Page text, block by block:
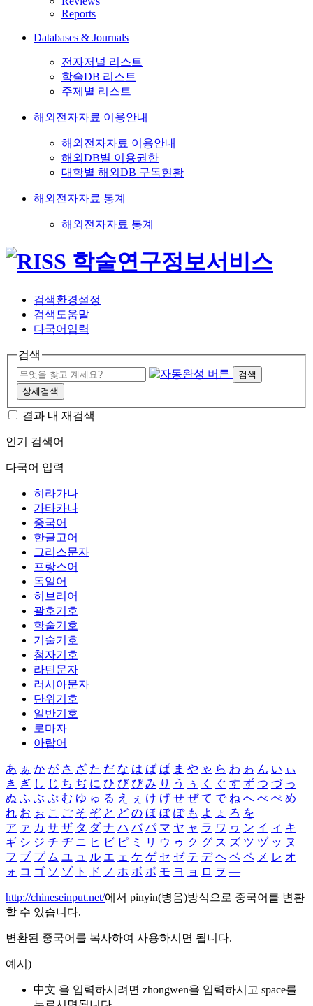
Reports
Databases & Journals
전자저널 리스트
학술DB 리스트
주제별 리스트
해외전자자료 이용안내
해외전자자료 이용안내
해외DB별 이용권한
대학별 해외DB 구독현황
해외전자자료 통계
해외전자자료 통계
검색환경설정
검색도움말
다국어입력
검색
검색
상세검색
결과 내 재검색
인기 검색어
다국어 입력
히라가나
가타카나
중국어
한글고어
그리스문자
프랑스어
독일어
히브리어
괄호기호
학술기호
기술기호
첨자기호
라틴문자
러시아문자
단위기호
일반기호
로마자
아랍어
あ ぁ か が さ ざ た だ な は ば ぱ ま や ゃ ら わ ゎ ん い ぃ
き ぎ し じ ち ぢ に ひ び ぴ み り う ぅ く ぐ す ず つ づ っ
ぬ ふ ぶ ぷ む ゆ ゅ る え ぇ け げ せ ぜ て で ね へ べ ぺ め
れ お ぉ こ ご そ ぞ と ど の ほ ぼ ぽ も よ ょ ろ を
ア ァ カ サ ザ タ ダ ナ ハ バ パ マ ヤ ャ ラ ワ ヮ ン イ ィ キ
ギ シ ジ チ ヂ ニ ヒ ビ ピ ミ リ ウ ゥ ク グ ス ズ ツ ヅ ッ ヌ
フ ブ プ ム ユ ュ ル エ ェ ケ ゲ セ ゼ テ デ ヘ ベ ペ メ レ オ
ォ コ ゴ ソ ゾ ト ド ノ ホ ボ ポ モ ヨ ョ ロ ヲ ―
http://chineseinput.net/에서 pinyin(병음)방식으로 중국어를 변환
할 수 있습니다.
변환된 중국어를 복사하여 사용하시면 됩니다.
예시)
中文 을 입력하시려면 zhongwen을 입력하시고 space를